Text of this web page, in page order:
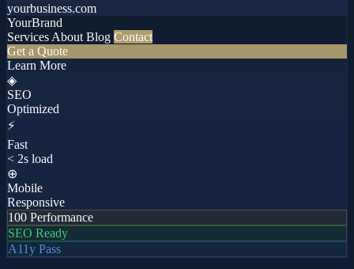
yourbusiness.com
YourBrand
Services About Blog Contact
Get a Quote
Learn More
◈
SEO
Optimized
⚡
Fast
< 2s load
⊕
Mobile
Responsive
100 Performance
SEO Ready
A11y Pass